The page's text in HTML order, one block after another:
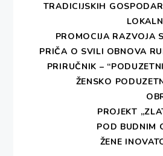
TRADICIJSKIH
PROMOCIJA RAZVOJA
PRIČA O SVILI OBNOVA
PRIRUČNIK –
ŽENSKO
PROJEKT
POD BUDNIM
ŽENE
Glavni cilj projekta je
dijaloga i sudioničke
organizacijama civilnog
lokalne vlasti u pripremi i
planova.Kroz 12 mjeseci
informirat ćemo javnost o ulozi
planova, osposobiti
rad s novim
komunikaciju organizacija
lokalne samouprave u